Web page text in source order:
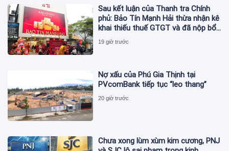
Sau kết luận của Thanh tra Chính
phủ: Bảo Tín Mạnh Hải thừa nhận kê
khai thiếu thuế GTGT và đã nộp bổ
sung
19 giờ trước
Nợ xấu của Phú Gia Thịnh tại
PVcomBank tiếp tục “leo thang”
20 giờ trước
Chưa xong lùm xùm kim cương, PNJ